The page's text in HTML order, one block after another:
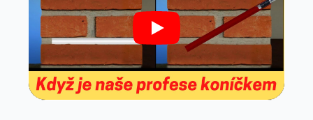
Play